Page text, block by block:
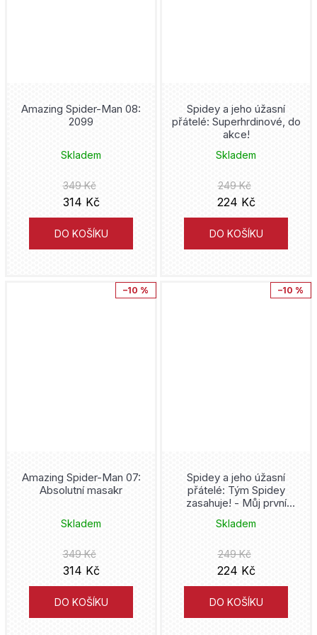
Amazing Spider-Man 08:
2099
Skladem
349 Kč
314 Kč
DO KOŠÍKU
Spidey a jeho úžasní
přátelé: Superhrdinové, do
akce!
Skladem
249 Kč
224 Kč
DO KOŠÍKU
–10 %
Amazing Spider-Man 07:
Absolutní masakr
Skladem
349 Kč
314 Kč
DO KOŠÍKU
–10 %
Spidey a jeho úžasní
přátelé: Tým Spidey
zasahuje! - Můj první
Skladem
249 Kč
224 Kč
DO KOŠÍKU